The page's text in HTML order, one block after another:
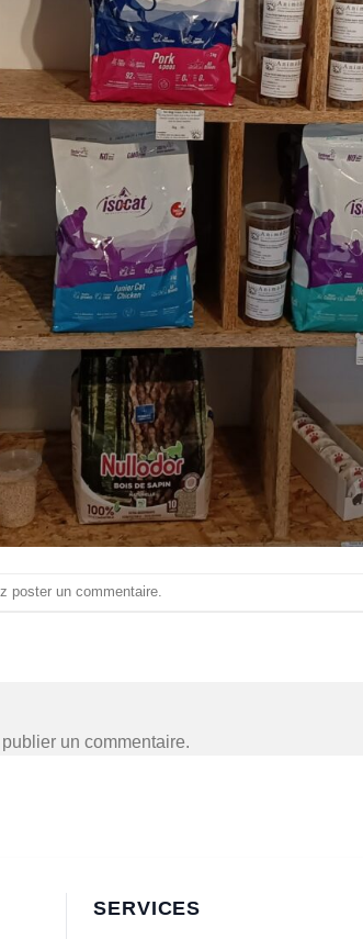
poster un commentaire.
un commentaire.
SERVICES